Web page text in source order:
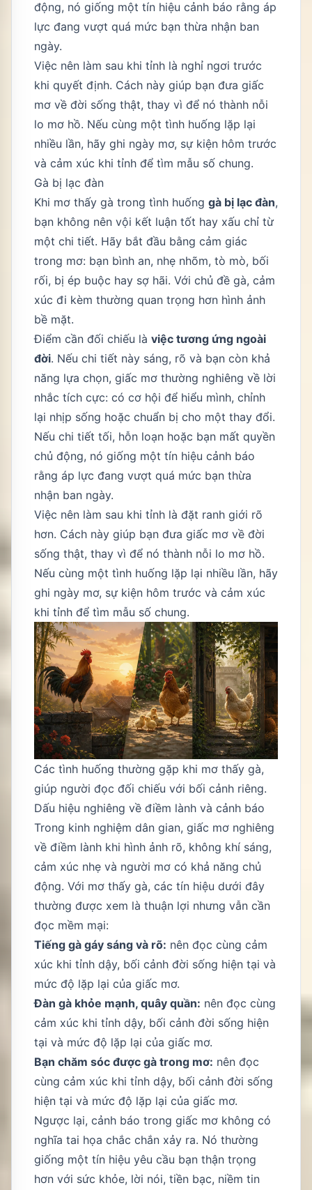
động, nó giống một tín hiệu cảnh báo rằng áp
lực đang vượt quá mức bạn thừa nhận ban
ngày.
Việc nên làm sau khi tỉnh là nghỉ ngơi trước
khi quyết định. Cách này giúp bạn đưa giấc
mơ về đời sống thật, thay vì để nó thành nỗi
lo mơ hồ. Nếu cùng một tình huống lặp lại
nhiều lần, hãy ghi ngày mơ, sự kiện hôm trước
và cảm xúc khi tỉnh để tìm mẫu số chung.
Gà bị lạc đàn
Khi mơ thấy gà trong tình huống gà bị lạc đàn,
bạn không nên vội kết luận tốt hay xấu chỉ từ
một chi tiết. Hãy bắt đầu bằng cảm giác
trong mơ: bạn bình an, nhẹ nhõm, tò mò, bối
rối, bị ép buộc hay sợ hãi. Với chủ đề gà, cảm
xúc đi kèm thường quan trọng hơn hình ảnh
bề mặt.
Điểm cần đối chiếu là việc tương ứng ngoài
đời. Nếu chi tiết này sáng, rõ và bạn còn khả
năng lựa chọn, giấc mơ thường nghiêng về lời
nhắc tích cực: có cơ hội để hiểu mình, chỉnh
lại nhịp sống hoặc chuẩn bị cho một thay đổi.
Nếu chi tiết tối, hỗn loạn hoặc bạn mất quyền
chủ động, nó giống một tín hiệu cảnh báo
rằng áp lực đang vượt quá mức bạn thừa
nhận ban ngày.
Việc nên làm sau khi tỉnh là đặt ranh giới rõ
hơn. Cách này giúp bạn đưa giấc mơ về đời
sống thật, thay vì để nó thành nỗi lo mơ hồ.
Nếu cùng một tình huống lặp lại nhiều lần, hãy
ghi ngày mơ, sự kiện hôm trước và cảm xúc
khi tỉnh để tìm mẫu số chung.
Các tình huống thường gặp khi mơ thấy gà,
giúp người đọc đối chiếu với bối cảnh riêng.
Dấu hiệu nghiêng về điềm lành và cảnh báo
Trong kinh nghiệm dân gian, giấc mơ nghiêng
về điềm lành khi hình ảnh rõ, không khí sáng,
cảm xúc nhẹ và người mơ có khả năng chủ
động. Với mơ thấy gà, các tín hiệu dưới đây
thường được xem là thuận lợi nhưng vẫn cần
đọc mềm mại:
Tiếng gà gáy sáng và rõ: nên đọc cùng cảm
xúc khi tỉnh dậy, bối cảnh đời sống hiện tại và
mức độ lặp lại của giấc mơ.
Đàn gà khỏe mạnh, quây quần: nên đọc cùng
cảm xúc khi tỉnh dậy, bối cảnh đời sống hiện
tại và mức độ lặp lại của giấc mơ.
Bạn chăm sóc được gà trong mơ: nên đọc
cùng cảm xúc khi tỉnh dậy, bối cảnh đời sống
hiện tại và mức độ lặp lại của giấc mơ.
Ngược lại, cảnh báo trong giấc mơ không có
nghĩa tai họa chắc chắn xảy ra. Nó thường
giống một tín hiệu yêu cầu bạn thận trọng
hơn với sức khỏe, lời nói, tiền bạc, niềm tin